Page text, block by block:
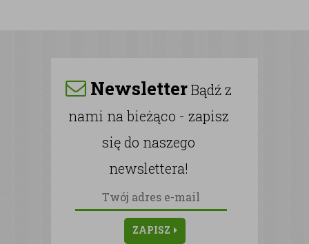
NewsletterBądź z
nami na bieżąco - zapisz
się do naszego
newslettera!
ZAPISZ